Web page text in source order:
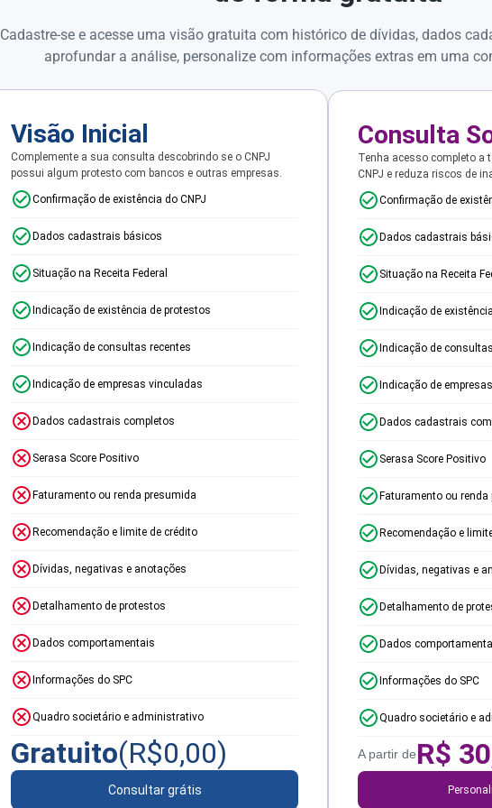
Cadastre-se e acesse uma visão gratuita com histórico de dívidas, dados
aprofundar a análise, personalize com informações extras em uma
Visão Inicial
Complemente a sua consulta descobrindo se o CNPJ
possui algum protesto com bancos e outras empresas.
Confirmação de existência do CNPJ
Dados cadastrais básicos
Situação na Receita Federal
Indicação de existência de protestos
Indicação de consultas recentes
Indicação de empresas vinculadas
Dados cadastrais completos
Serasa Score Positivo
Faturamento ou renda presumida
Recomendação e limite de crédito
Dívidas, negativas e anotações
Detalhamento de protestos
Dados comportamentais
Informações do SPC
Quadro societário e administrativo
Gratuito(R$0,00)
Consultar grátis
Consulta
Tenha acesso completo a
CNPJ e reduza riscos de
Confirmação de
Dados cadastrais
Situação na Receita
Indicação de
Indicação de
Indicação de
Dados cadastrais
Serasa Score Positivo
Faturamento ou renda
Recomendação e
Dívidas, negativas e
Detalhamento de
Dados
Informações do SPC
Quadro societário e
A partir deR$